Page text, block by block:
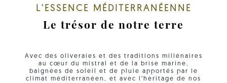
L’ESSENCE MÉDITERRANÉENNE
Le trésor de notre terre
Avec des oliveraies et des traditions millénaires
au cœur du mistral et de la brise marine,
baignées de soleil et de pluie apportés par le
climat méditerranéen, et avec l’héritage de nos